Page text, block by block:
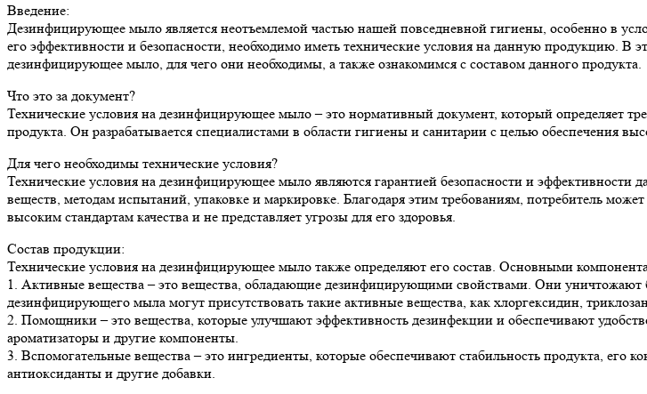
Введение:
Дезинфицирующее мыло является неотъемлемой частью нашей повседневной гигиены, особенно в
его эффективности и безопасности, необходимо иметь технические условия на данную продукцию. В
дезинфицирующее мыло, для чего они необходимы, а также ознакомимся с составом данного продукта.
Что это за документ?
Технические условия на дезинфицирующее мыло – это нормативный документ, который определяет
продукта. Он разрабатывается специалистами в области гигиены и санитарии с целью обеспечения
Для чего необходимы технические условия?
Технические условия на дезинфицирующее мыло являются гарантией безопасности и эффективности
веществ, методам испытаний, упаковке и маркировке. Благодаря этим требованиям, потребитель
высоким стандартам качества и не представляет угрозы для его здоровья.
Состав продукции:
Технические условия на дезинфицирующее мыло также определяют его состав. Основными
1. Активные вещества – это вещества, обладающие дезинфицирующими свойствами. Они уничтожают
дезинфицирующего мыла могут присутствовать такие активные вещества, как хлоргексидин,
2. Помощники – это вещества, которые улучшают эффективность дезинфекции и обеспечивают
ароматизаторы и другие компоненты.
3. Вспомогательные вещества – это ингредиенты, которые обеспечивают стабильность продукта, его
антиоксиданты и другие добавки.